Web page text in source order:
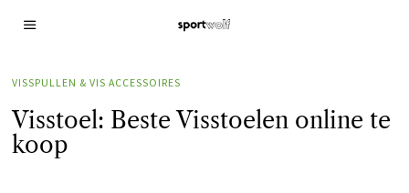
VISSPULLEN & VIS ACCESSOIRES
Visstoel: Beste Visstoelen online te
koop